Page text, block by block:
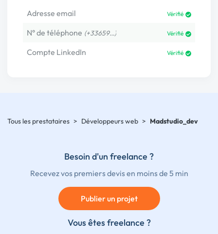
Adresse email Vérifié
N° de téléphone (+33659…) Vérifié
Compte LinkedIn Vérifié
Tous les prestataires > Développeurs web > Madstudio_dev
Besoin d'un freelance ?
Recevez vos premiers devis en moins de 5 min
Publier un projet
Vous êtes freelance ?